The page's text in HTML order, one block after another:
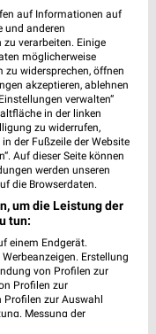
& Aktionen
& Angebote für
für VS-
auf Informationen auf
und anderen
zu verarbeiten. Einige
möglicherweise
zu widersprechen, öffnen
akzeptieren, ablehnen
verwalten“
in der linken
zu widerrufen,
der Fußzeile der Website
Auf dieser Seite können
werden unseren
die Browserdaten.
um die Leistung der
tun:
einem Endgerät.
Erstellung
von Profilen zur
Profilen zur
Profilen zur Auswahl
Messung der